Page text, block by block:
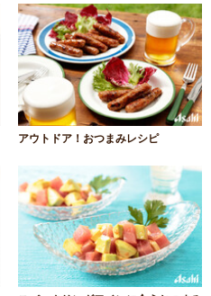
アウトドア！おつまみレシピ